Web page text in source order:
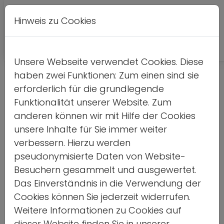
Digitaler Hauptausschuss der
Deutschen Sportjugend am 29.
April 2021
Nachwahl des*r 1. Vorsitzenden
Home
Hinweis zu Cookies
Unsere Webseite verwendet Cookies. Diese
haben zwei Funktionen: Zum einen sind sie
erforderlich für die grundlegende
Funktionalität unserer Website. Zum
anderen können wir mit Hilfe der Cookies
unsere Inhalte für Sie immer weiter
verbessern. Hierzu werden
pseudonymisierte Daten von Website-
Besuchern gesammelt und ausgewertet.
Das Einverständnis in die Verwendung der
Cookies können Sie jederzeit widerrufen.
Weitere Informationen zu Cookies auf